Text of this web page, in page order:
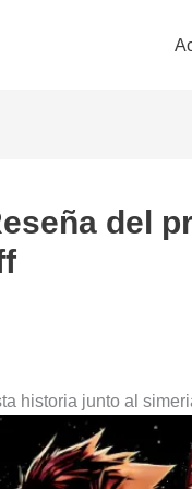
del
historia junto al